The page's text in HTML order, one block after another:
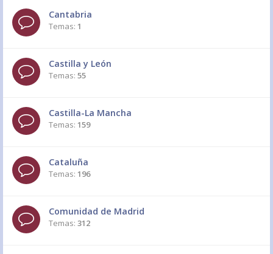
Cantabria
Temas: 1
Castilla y León
Temas: 55
Castilla-La Mancha
Temas: 159
Cataluña
Temas: 196
Comunidad de Madrid
Temas: 312